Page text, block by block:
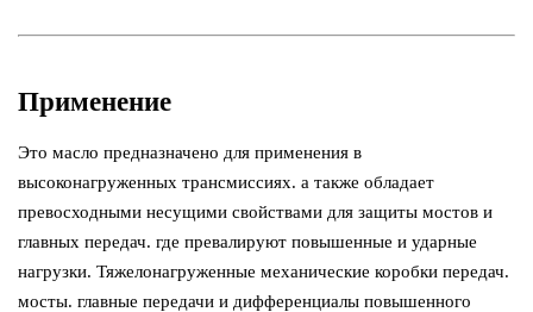
Применение
Это масло предназначено для применения в
высоконагруженных трансмиссиях. а также обладает
превосходными несущими свойствами для защиты мостов и
главных передач. где превалируют повышенные и ударные
нагрузки. Тяжелонагруженные механические коробки передач.
мосты. главные передачи и дифференциалы повышенного